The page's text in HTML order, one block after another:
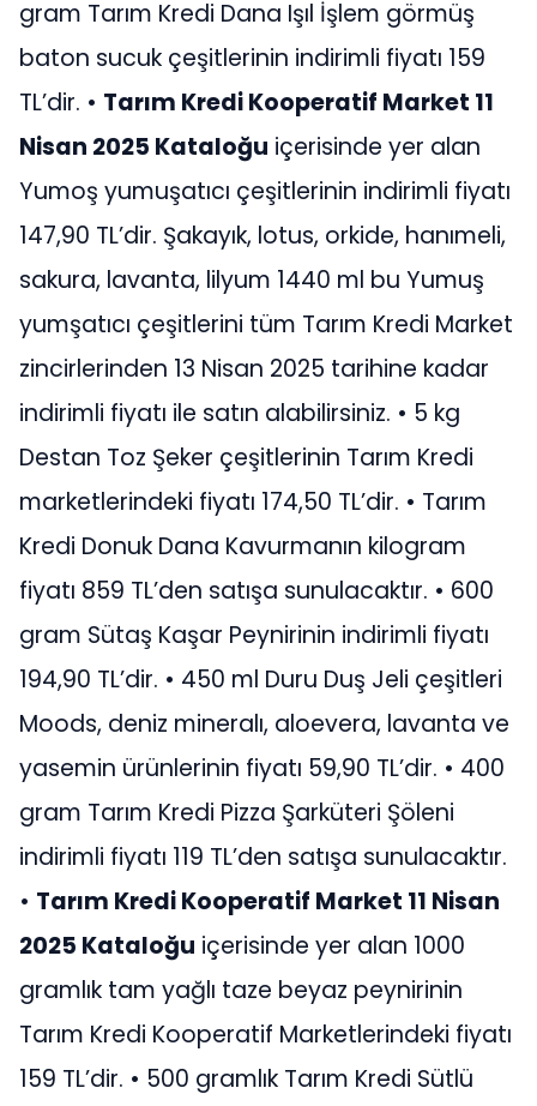
gram Tarım Kredi Dana Işıl İşlem görmüş
baton sucuk çeşitlerinin indirimli fiyatı 159
TL’dir. • Tarım Kredi Kooperatif Market 11
Nisan 2025 Kataloğu içerisinde yer alan
Yumoş yumuşatıcı çeşitlerinin indirimli fiyatı
147,90 TL’dir. Şakayık, lotus, orkide, hanımeli,
sakura, lavanta, lilyum 1440 ml bu Yumuş
yumşatıcı çeşitlerini tüm Tarım Kredi Market
zincirlerinden 13 Nisan 2025 tarihine kadar
indirimli fiyatı ile satın alabilirsiniz. • 5 kg
Destan Toz Şeker çeşitlerinin Tarım Kredi
marketlerindeki fiyatı 174,50 TL’dir. • Tarım
Kredi Donuk Dana Kavurmanın kilogram
fiyatı 859 TL’den satışa sunulacaktır. • 600
gram Sütaş Kaşar Peynirinin indirimli fiyatı
194,90 TL’dir. • 450 ml Duru Duş Jeli çeşitleri
Moods, deniz mineralı, aloevera, lavanta ve
yasemin ürünlerinin fiyatı 59,90 TL’dir. • 400
gram Tarım Kredi Pizza Şarküteri Şöleni
indirimli fiyatı 119 TL’den satışa sunulacaktır.
• Tarım Kredi Kooperatif Market 11 Nisan
2025 Kataloğu içerisinde yer alan 1000
gramlık tam yağlı taze beyaz peynirinin
Tarım Kredi Kooperatif Marketlerindeki fiyatı
159 TL’dir. • 500 gramlık Tarım Kredi Sütlü